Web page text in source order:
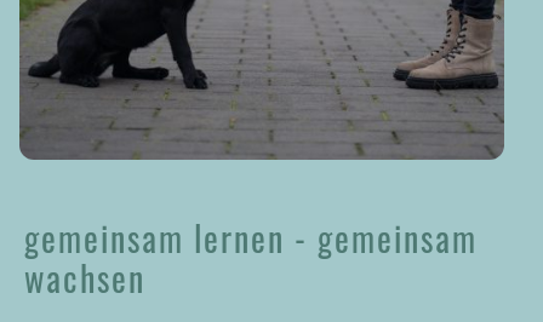
gemeinsam lernen - gemeinsam
wachsen